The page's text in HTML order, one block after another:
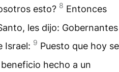
esto? 8 Entonces
les dijo: Gobernantes
Israel: 9 Puesto que hoy se
hecho a un